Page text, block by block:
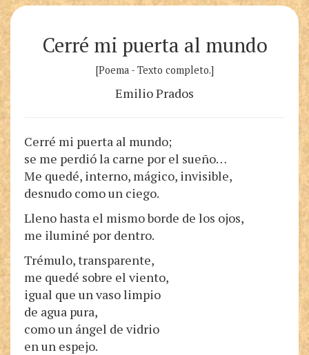
Cerré mi puerta al mundo
[Poema - Texto completo.]
Emilio Prados
Cerré mi puerta al mundo;
se me perdió la carne por el sueño…
Me quedé, interno, mágico, invisible,
desnudo como un ciego.
Lleno hasta el mismo borde de los ojos,
me iluminé por dentro.
Trémulo, transparente,
me quedé sobre el viento,
igual que un vaso limpio
de agua pura,
como un ángel de vidrio
en un espejo.